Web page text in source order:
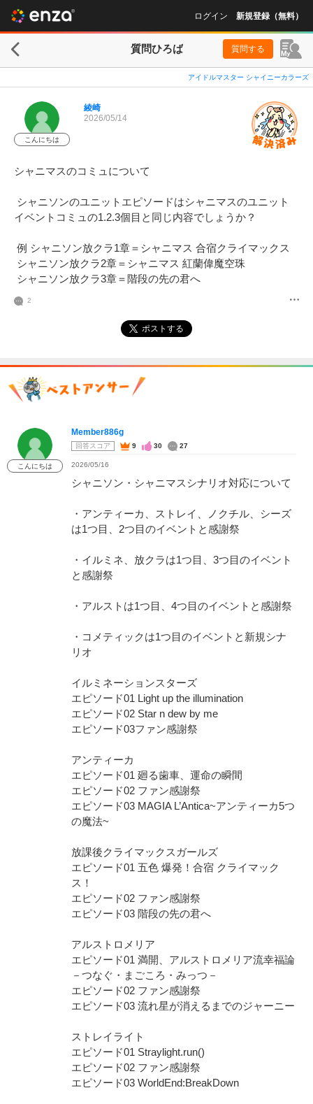
ログイン 新規登録（無料）
質問ひろば 質問する
アイドルマスター シャイニーカラーズ
こんにちは
綾崎
2026/05/14
シャニマスのコミュについて
イベントコミュの1.2.3個目と同じ内容でしょうか？
シャニソン放クラ3章＝階段の先の君へ
2
ポストする
こんにちは
Member886g
回答スコア 9 30 27
2026/05/16
シャニソン・シャニマスシナリオ対応について
・アンティーカ、ストレイ、ノクチル、シーズ
は1つ目、2つ目のイベントと感謝祭
・イルミネ、放クラは1つ目、3つ目のイベント
と感謝祭
・アルストは1つ目、4つ目のイベントと感謝祭
・コメティックは1つ目のイベントと新規シナ
リオ
イルミネーションスターズ
エピソード01 Light up the illumination
エピソード02 Star n dew by me
エピソード03ファン感謝祭
アンティーカ
エピソード01 廻る歯車、運命の瞬間
エピソード02 ファン感謝祭
エピソード03 MAGIA L’Antica~アンティーカ5つ
の魔法~
放課後クライマックスガールズ
エピソード01 五色 爆発！合宿 クライマック
ス！
エピソード02 ファン感謝祭
エピソード03 階段の先の君へ
アルストロメリア
エピソード01 満開、アルストロメリア流幸福論
－つなぐ・まごころ・みっつ－
エピソード02 ファン感謝祭
エピソード03 流れ星が消えるまでのジャーニー
ストレイライト
エピソード01 Straylight.run()
エピソード02 ファン感謝祭
エピソード03 WorldEnd:BreakDown